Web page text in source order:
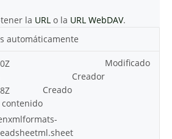
la URL o la URL WebDAV.
automáticamente
Modificado
Creador
Creado